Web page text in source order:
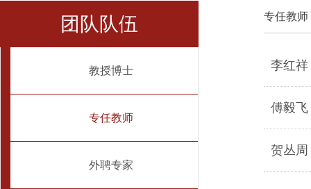
团队队伍
教授博士
专任教师
外聘专家
专任教师
李红
傅毅
贺丛